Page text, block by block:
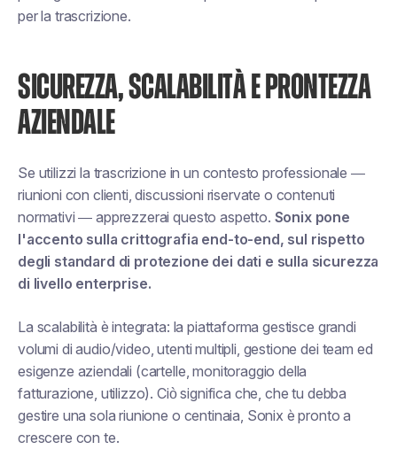
per la trascrizione.
SICUREZZA, SCALABILITÀ E PRONTEZZA
AZIENDALE
Se utilizzi la trascrizione in un contesto professionale —
riunioni con clienti, discussioni riservate o contenuti
normativi — apprezzerai questo aspetto. Sonix pone
l'accento sulla crittografia end-to-end, sul rispetto
degli standard di protezione dei dati e sulla sicurezza
di livello enterprise.
La scalabilità è integrata: la piattaforma gestisce grandi
volumi di audio/video, utenti multipli, gestione dei team ed
esigenze aziendali (cartelle, monitoraggio della
fatturazione, utilizzo). Ciò significa che, che tu debba
gestire una sola riunione o centinaia, Sonix è pronto a
crescere con te.